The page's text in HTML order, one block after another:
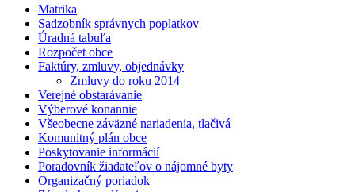
Matrika
Sadzobník správnych poplatkov
Úradná tabuľa
Rozpočet obce
Faktúry, zmluvy, objednávky
Zmluvy do roku 2014
Verejné obstarávanie
Výberové konannie
Všeobecne záväzné nariadenia, tlačivá
Komunitný plán obce
Poskytovanie informácií
Poradovník žiadateľov o nájomné byty
Organizačný poriadok